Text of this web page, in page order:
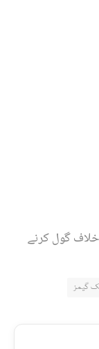
گول کرنے
گیمز